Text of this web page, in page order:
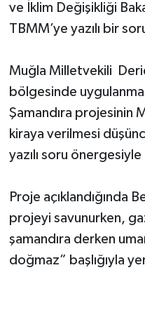
ve İklim Değişikliği
TBMM’ye yazılı bir
Muğla Milletvekili
bölgesinde
Şamandıra projesinin
kiraya verilmesi
yazılı soru
Proje açıklandığında
projeyi savunurken,
şamandıra derken
doğmaz” başlığıyla